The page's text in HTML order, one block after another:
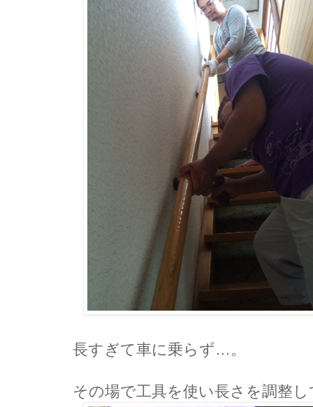
長すぎて車に乗らず…。
その場で工具を使い長さを調整